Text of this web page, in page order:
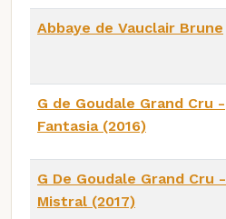
Abbaye de Vauclair Brune
G de Goudale Grand Cru -
Fantasia (2016)
G De Goudale Grand Cru -
Mistral (2017)